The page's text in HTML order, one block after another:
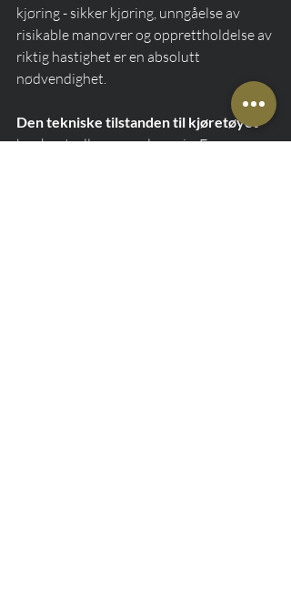
kjøring - sikker kjøring, unngåelse av
risikable manøvrer og opprettholdelse av
riktig hastighet er en absolutt
nødvendighet.
Den tekniske tilstanden til kjøretøyet
bør kontrolleres regelmessig. En